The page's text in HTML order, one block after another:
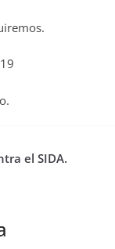
el SIDA.